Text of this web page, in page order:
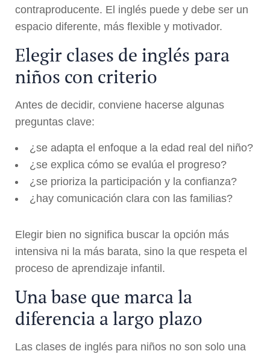
contraproducente. El inglés puede y debe ser un
espacio diferente, más flexible y motivador.
Elegir clases de inglés para
niños con criterio
Antes de decidir, conviene hacerse algunas
preguntas clave:
¿se adapta el enfoque a la edad real del niño?
¿se explica cómo se evalúa el progreso?
¿se prioriza la participación y la confianza?
¿hay comunicación clara con las familias?
Elegir bien no significa buscar la opción más
intensiva ni la más barata, sino la que respeta el
proceso de aprendizaje infantil.
Una base que marca la
diferencia a largo plazo
Las clases de inglés para niños no son solo una